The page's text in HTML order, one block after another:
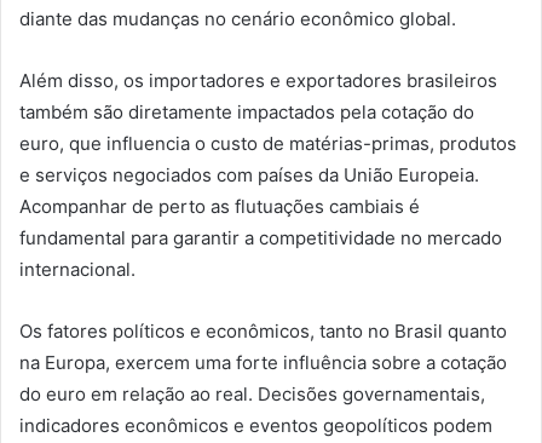
diante das mudanças no cenário econômico global.
Além disso, os importadores e exportadores brasileiros
também são diretamente impactados pela cotação do
euro, que influencia o custo de matérias-primas, produtos
e serviços negociados com países da União Europeia.
Acompanhar de perto as flutuações cambiais é
fundamental para garantir a competitividade no mercado
internacional.
Os fatores políticos e econômicos, tanto no Brasil quanto
na Europa, exercem uma forte influência sobre a cotação
do euro em relação ao real. Decisões governamentais,
indicadores econômicos e eventos geopolíticos podem